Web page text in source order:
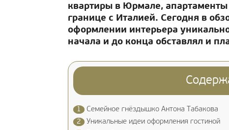
квартиры в Юрмале,
границе с Италией. Сегодня в
оформлении интерьера
начала и до конца обставлял и
1
Семейное гнёздышко Антона Табакова
2
Уникальные идеи оформления гостиной